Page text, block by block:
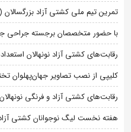
تمرین تیم ملی کشتی آزاد
با حضور متخصصان برجسته جراحی
رقابت‌های کشتی آزاد نونهالان
کلیپی از نصب تصاویر
رقابت‌های کشتی آزاد و فرنگی نونهالان
هفته نخست لیگ نوجوانان کشتی